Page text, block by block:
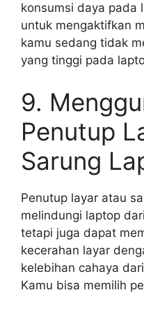
konsumsi daya pada
untuk mengaktifkan
kamu sedang tidak
yang tinggi pada
9.
Penutup
Sarung
Penutup layar atau
melindungi laptop
tetapi juga dapat
kecerahan layar
kelebihan cahaya
Kamu bisa memilih